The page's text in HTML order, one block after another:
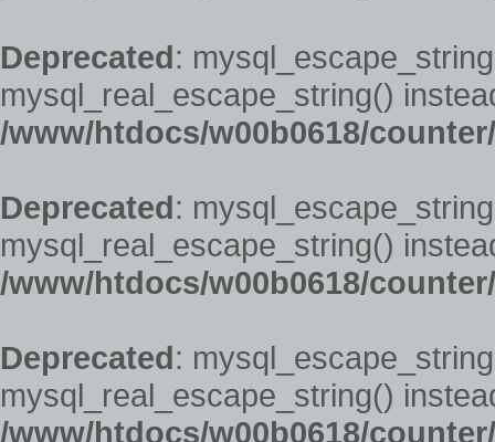
Deprecated:
mysql_real_escape_string()
/www/htdocs/w00b0618/
Deprecated:
mysql_real_escape_string()
/www/htdocs/w00b0618/
Deprecated:
mysql_real_escape_string()
/www/htdocs/w00b0618/